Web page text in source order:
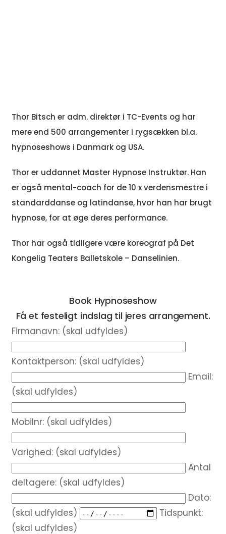
Thor Bitsch er adm. direktør i TC-Events og har
mere end 500 arrangementer i rygsækken bl.a.
hypnoseshows i Danmark og USA.
Thor er uddannet Master Hypnose Instruktør. Han
er også mental-coach for de 10 x verdensmestre i
standarddanse og latindanse, hvor han har brugt
hypnose, for at øge deres performance.
Thor har også tidligere være koreograf på Det
Kongelig Teaters Balletskole – Danselinien.
Book Hypnoseshow
Få et festeligt indslag til jeres arrangement.
Firmanavn: (skal udfyldes)
Kontaktperson: (skal udfyldes)
Email:
(skal udfyldes)
Mobilnr: (skal udfyldes)
Varighed: (skal udfyldes)
Antal
deltagere: (skal udfyldes)
Dato:
(skal udfyldes)
Tidspunkt:
(skal udfyldes)